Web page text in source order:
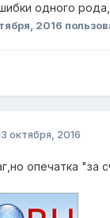
одного
2016
октября, 2016
опечатка "за